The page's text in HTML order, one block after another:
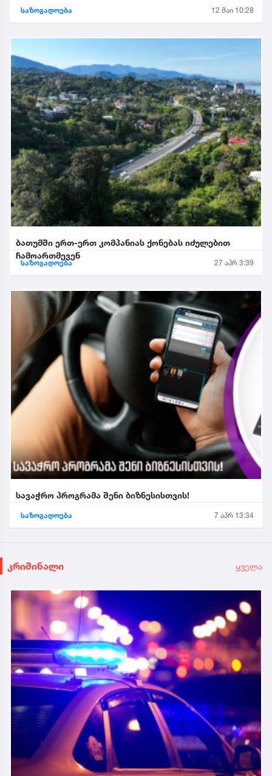
საზოგადოება 12 მაი 10:28
ბათუმში ერთ-ერთ კომპანიას ქონებას იძულებით
ჩამოართმევენ
საზოგადოება 27 აპრ 3:39
სავაჭრო პროგრამა შენი ბიზნესისთვის!
საზოგადოება 7 აპრ 13:34
კრიმინალი ყველა